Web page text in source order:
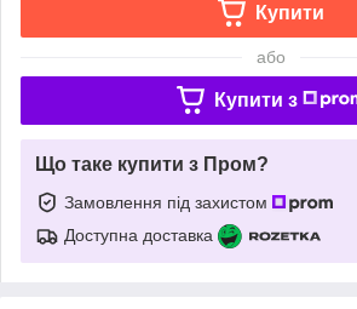
Купити
або
Купити з
Що таке купити з Пром?
Замовлення під захистом
Доступна доставка